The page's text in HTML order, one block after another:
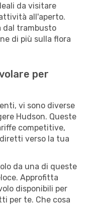
da visitare
all'aperto.
dal trambusto
di più sulla flora
per
vi sono diverse
Hudson. Queste
competitive,
verso la tua
da una di queste
Approfitta
disponibili per
per te. Che cosa